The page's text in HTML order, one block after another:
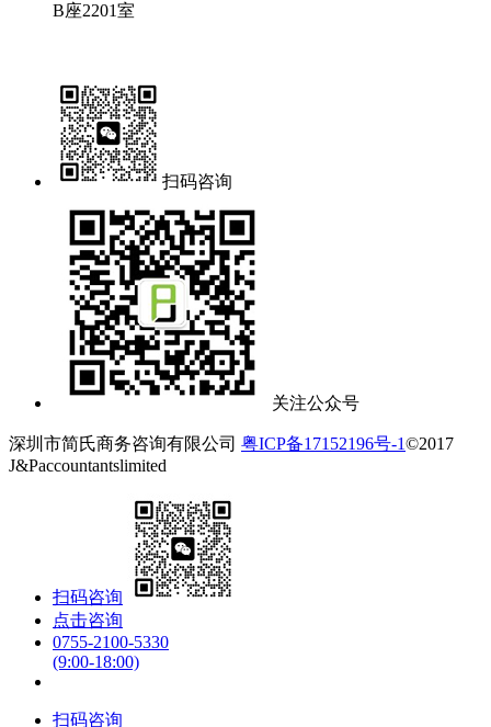
B座2201室
扫码咨询
关注公众号
深圳市简氏商务咨询有限公司 粤ICP备17152196号-1©2017
J&Paccountantslimited
扫码咨询
点击咨询
0755-2100-5330
(9:00-18:00)
扫码咨询